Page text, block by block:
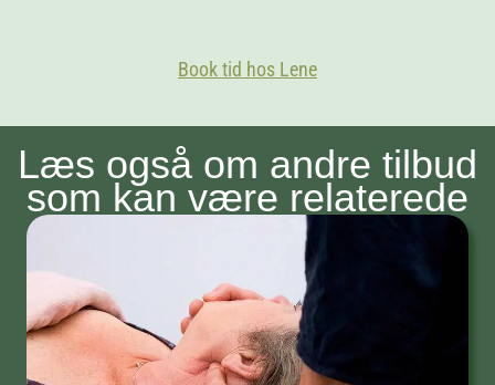
Book tid hos Lene
Læs også om andre tilbud
som kan være relaterede